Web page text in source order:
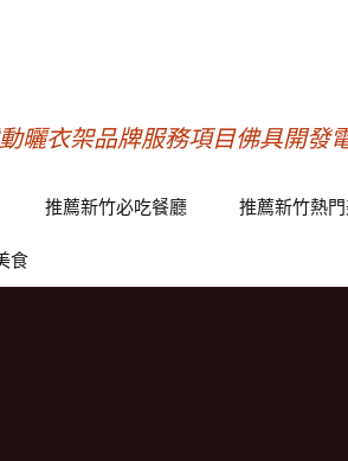
曬衣架品牌服務項目佛具開發
推薦新竹必吃餐廳 推薦新竹熱
食